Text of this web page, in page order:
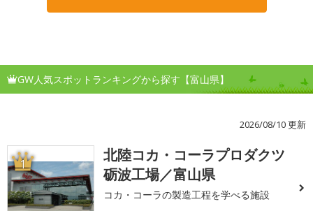
GW人気スポットランキングから探す【富山県】
2026/08/10 更新
1
北陸コカ・コーラプロダクツ
砺波工場／富山県
コカ・コーラの製造工程を学べる施設